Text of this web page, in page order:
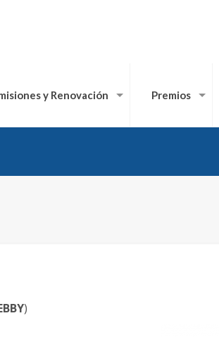
y Renovación Premios
)